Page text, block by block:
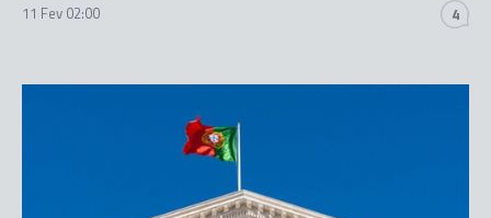
11 Fev 02:00 4